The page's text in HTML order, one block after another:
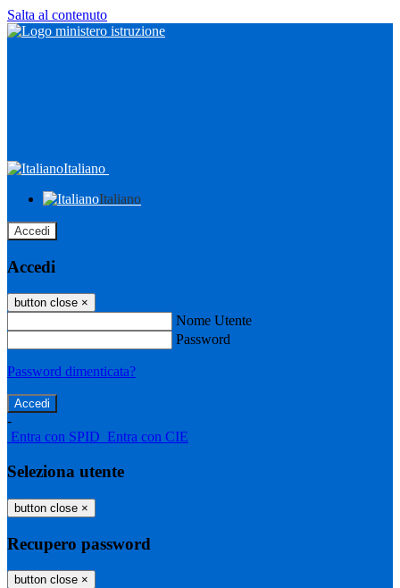
Salta al contenuto
Italiano
Italiano
Accedi
Accedi
button close ×
Nome Utente
Password
Password dimenticata?
-
Entra con SPID Entra con CIE
Seleziona utente
button close ×
Recupero password
button close ×